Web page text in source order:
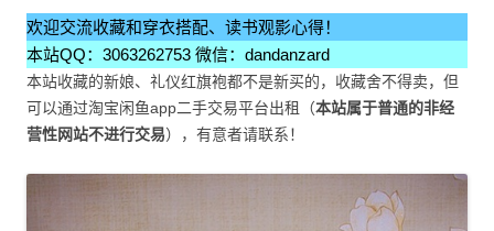
欢迎交流收藏和穿衣搭配、读书观影心得！
本站QQ：3063262753 微信：dandanzard
本站收藏的新娘、礼仪红旗袍都不是新买的，收藏舍不得卖，但
可以通过淘宝闲鱼app二手交易平台出租（本站属于普通的非经
营性网站不进行交易），有意者请联系！